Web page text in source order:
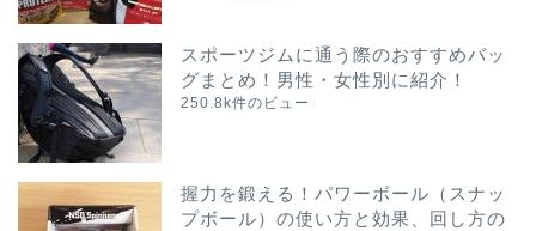
スポーツジムに通う際のおすすめバッ
グまとめ！男性・女性別に紹介！
250.8k件のビュー
握力を鍛える！パワーボール（スナッ
プボール）の使い方と効果、回し方の